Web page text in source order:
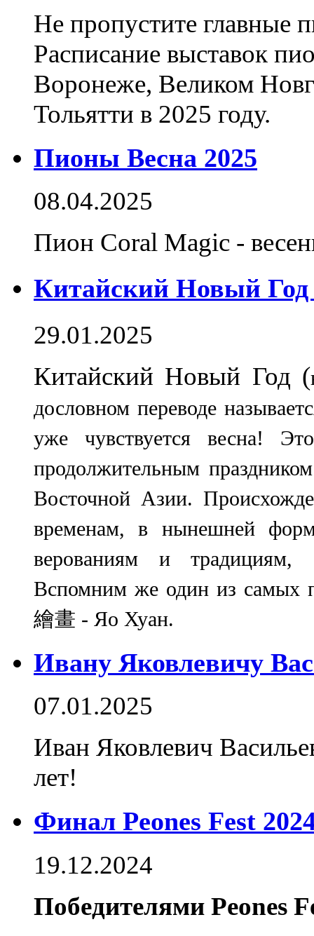
Не пропустите главные
Расписание выставок
Воронеже, Великом
Тольятти в 2025 году.
Пионы Весна 2025
08.04.2025
Пион Coral Magic -
Китайский Новый Год
29.01.2025
Китайский Новый Год (
дословном переводе
уже чувствуется весна!
продолжительным
Восточной Азии.
временам, в нынешней
верованиям и традициям,
Вспомним же один из самых
繪畫 - Яо Хуан.
Ивану Яковлевичу
07.01.2025
Иван Яковлевич
лет!
Финал Peones Fest
19.12.2024
Победителями Peones